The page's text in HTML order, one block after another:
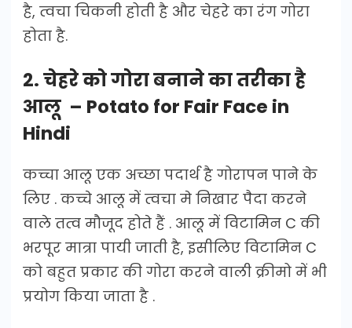
है, त्वचा चिकनी होती है और चेहरे का रंग गोरा
होता है.
2. चेहरे को गोरा बनाने का तरीका है
आलू – Potato for Fair Face in
Hindi
कच्चा आलू एक अच्छा पदार्थ है गोरापन पाने के
लिए . कच्चे आलू में त्वचा मे निखार पैदा करने
वाले तत्व मौजूद होते हैं . आलू में विटामिन C की
भरपूर मात्रा पायी जाती है, इसीलिए विटामिन C
को बहुत प्रकार की गोरा करने वाली क्रीमो में भी
प्रयोग किया जाता है .